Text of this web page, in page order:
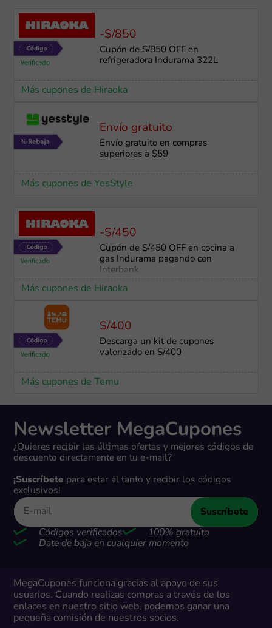
-S/850
Cupón de S/850 OFF en
refrigeradora Indurama 322L
Más cupones de Hiraoka
Envío gratuito
Envío gratuito en compras
superiores a $59
Más cupones de YesStyle
-S/450
Cupón de S/450 OFF en cocina a
gas Indurama pagando con
Interbank
Más cupones de Hiraoka
S/400
Descarga un kit de cupones
valorizado en S/400
Más cupones de Temu
Newsletter MegaCupones
¿Quieres recibir las últimas ofertas y mejores códigos de
descuento directamente en tu e-mail?
¡Suscríbete para estar al tanto y recibir los códigos
exclusivos!
Suscríbete
Códigos verificados
100% gratuito
Date de baja en cualquier momento
MegaCupones funciona gracias al apoyo de sus
usuarios. Cuando realizas compras a través de los
enlaces en nuestro sitio web, podemos ganar una
pequeña comisión de nuestros socios.